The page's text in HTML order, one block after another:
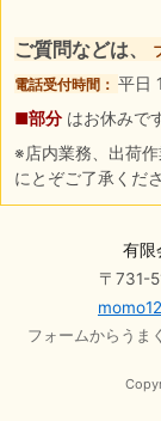
ご質問などは、
電話受付時間： 平日
■部分 はお休みで
※店内業務、出荷
にとぞご了承くださ
有限
〒731-
フォームからうま